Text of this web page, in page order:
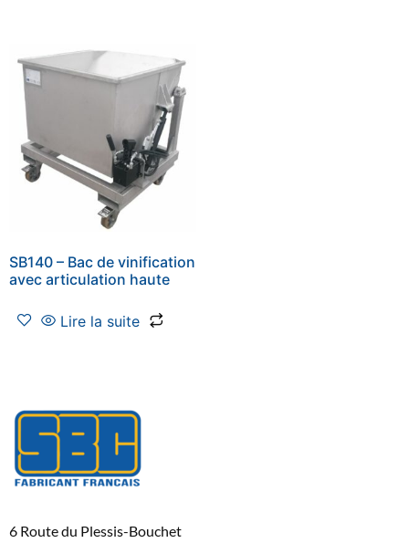
SB140 – Bac de vinification
avec articulation haute
Lire la suite
6 Route du Plessis-Bouchet